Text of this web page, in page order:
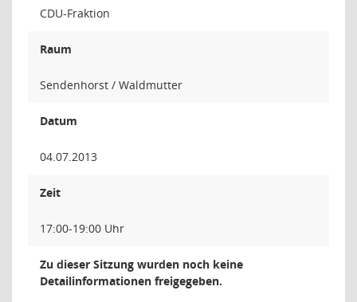
CDU-Fraktion
Raum
Sendenhorst / Waldmutter
Datum
04.07.2013
Zeit
17:00-19:00 Uhr
Zu dieser Sitzung wurden noch keine
Detailinformationen freigegeben.